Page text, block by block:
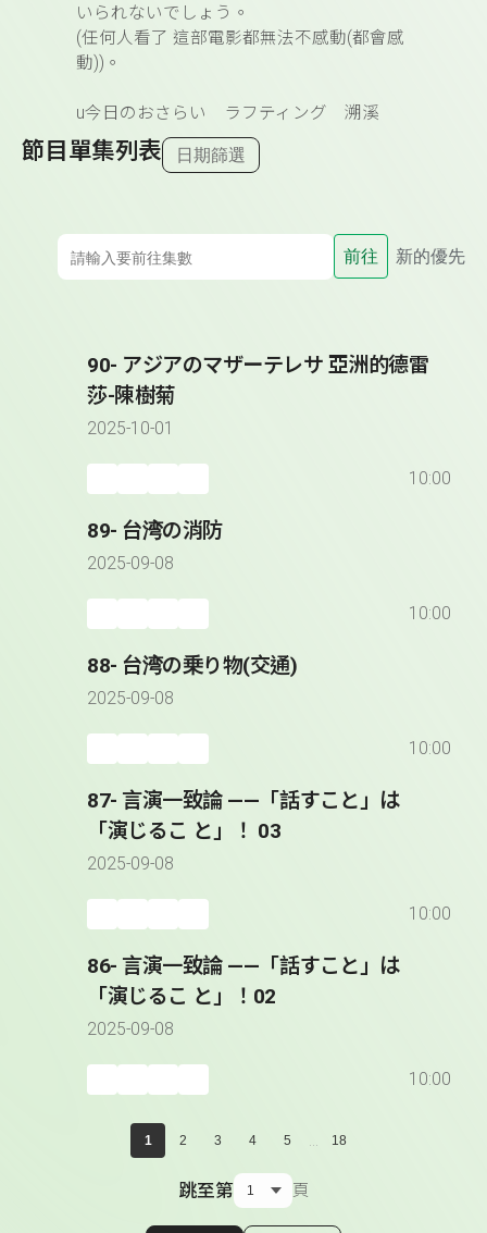
いられないでしょう。
(任何人看了 這部電影都無法不感動(都會感
動)) 。
u今日のおさらい ラフティング 溯溪
節目單集列表 日期篩選
前往 新的優先
90- アジアのマザーテレサ 亞洲的德雷
莎-陳樹菊
2025-10-01
10:00
89- 台湾の消防
2025-09-08
10:00
88- 台湾の乗り物(交通)
2025-09-08
10:00
87- 言演一致論 ――「話すこと」は
「演じるこ と」！ 03
2025-09-08
10:00
86- 言演一致論 ――「話すこと」は
「演じるこ と」！02
2025-09-08
10:00
1 2 3 4 5 ... 18
跳至第 頁